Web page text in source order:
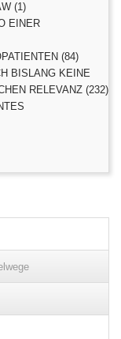
(1)
EINER
(84)
BISLANG KEINE
RELEVANZ (232)